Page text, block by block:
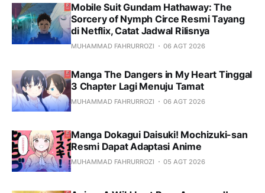
Mobile Suit Gundam Hathaway: The
Sorcery of Nymph Circe Resmi Tayang
di Netflix, Catat Jadwal Rilisnya
MUHAMMAD FAHRURROZI 06 AGT 2026
Manga The Dangers in My Heart Tinggal
3 Chapter Lagi Menuju Tamat
MUHAMMAD FAHRURROZI 06 AGT 2026
Manga Dokagui Daisuki! Mochizuki-san
Resmi Dapat Adaptasi Anime
MUHAMMAD FAHRURROZI 05 AGT 2026